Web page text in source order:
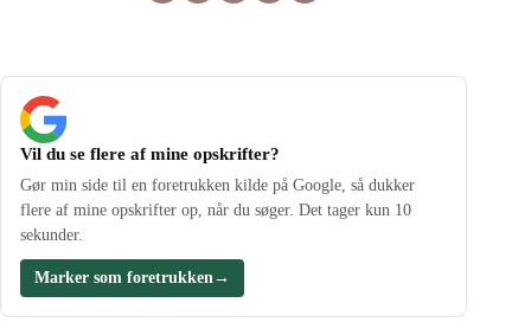
Vil du se flere af mine opskrifter?
Gør min side til en foretrukken kilde på Google, så dukker
flere af mine opskrifter op, når du søger. Det tager kun 10
sekunder.
Marker som foretrukken→